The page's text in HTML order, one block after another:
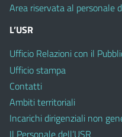
Area riservata al personale
L’USR
Ufficio Relazioni con il
Ufficio stampa
Contatti
Ambiti territoriali
Incarichi dirigenziali non